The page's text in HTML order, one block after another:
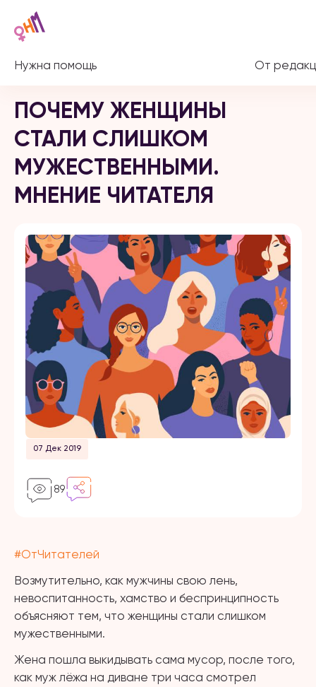
Нужна помощь От
ПОЧЕМУ ЖЕНЩИНЫ
СТАЛИ СЛИШКОМ
МУЖЕСТВЕННЫМИ.
МНЕНИЕ ЧИТАТЕЛЯ
07 Дек 2019
89
#ОтЧитателей
Возмутительно, как мужчины свою лень,
невоспитанность, хамство и беспринципность
объясняют тем, что женщины стали слишком
мужественными.
Жена пошла выкидывать сама мусор, после того,
как муж лёжа на диване три часа смотрел